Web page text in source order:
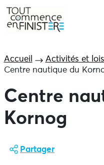
Accueil
Activités et
Centre nautique du
Centre
Kornog
Partager